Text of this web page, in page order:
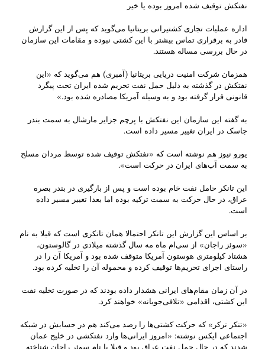
نفتکش توقیف شده امروز بوده یا خیر
اداره عملیات تجاری کشتیرانی بریتانیا می‌گوید که پس از این گزارش
قادر به برقراری تماس بیشتر با این کشتی نبوده و مقامات این سازمان
در حال بررسی مساله هستند.
همزمان شرکت امنیت دریایی بریتانیا (آمبری) هم می‌گوید که «این
نفتکش در گذشته به دلیل حمل نفت تحریم شده ایران تحت پیگرد
قانونی قرار گرفته بود و به وسیله آمریکا مصادره شده بود.»
به گفته این سازمان این نفتکش با پرچم جزایر مارشال به سمت بندر
جاسک در ایران تغییر مسیر داده است.
یورو نیوز هم نوشته است که «نفتکش توقیف شده توسط مردان مسلح
به سمت‌ آب‌های ایران در حرکت است».
این تانکر حامل نفت خام بوده است و پس از بارگیری در بندر بصره
عراق، در حال حرکت به سمت ترکیه بوده اما بعدا تغییر مسیر داده
است.
بر اساس این گزارش این تانکر احتمالا همان تانکری است که قبلا به نام
«سوئز راجان» از سی‌ام ماه مه سال گذشته میلادی در گالوستون،
هشتاد کیلومتری هوستون آمریکا متوقف شده بود و آمریکا آن را در
راستای اجرای تحریم‌ها توقیف کرده و محموله آن را تخلیه کرده بود.
در آن زمان مقام‌های ایرانی هشدار داده بودند که در صورت تخلیه نفت
این کشتی، اقدامی «تلافی‌جویانه» خواهند کرد.
«تنکر ترکر» که حرکت کشتی‌ها را رصد می‌کند هم در حسابش در شبکه
اجتماعی ایکس نوشته: «امروز ایرانی‌ها وارد نفتکشی در خلیج عمان
شدند که در حال حمل نفت عراق بود و قبلا با نام سوئر راجان شناخته